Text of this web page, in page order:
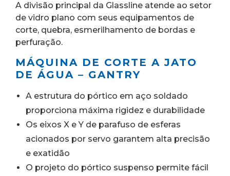
A divisão principal da Glassline atende ao setor
de vidro plano com seus equipamentos de
corte, quebra, esmerilhamento de bordas e
perfuração.
MÁQUINA DE CORTE A JATO
DE ÁGUA – GANTRY
A estrutura do pórtico em aço soldado
proporciona máxima rigidez e durabilidade
Os eixos X e Y de parafuso de esferas
acionados por servo garantem alta precisão
e exatidão
O projeto do pórtico suspenso permite fácil